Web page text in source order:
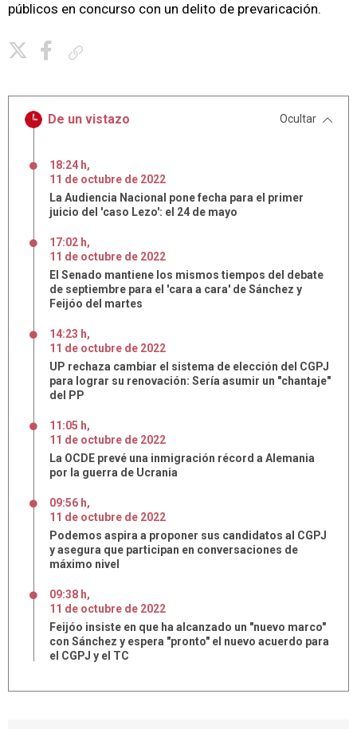
públicos en concurso con un delito de prevaricación.
De un vistazo Ocultar
18:24 h,
11 de octubre de 2022
La Audiencia Nacional pone fecha para el primer
juicio del 'caso Lezo': el 24 de mayo
17:02 h,
11 de octubre de 2022
El Senado mantiene los mismos tiempos del debate
de septiembre para el 'cara a cara' de Sánchez y
Feijóo del martes
14:23 h,
11 de octubre de 2022
UP rechaza cambiar el sistema de elección del CGPJ
para lograr su renovación: Sería asumir un "chantaje"
del PP
11:05 h,
11 de octubre de 2022
La OCDE prevé una inmigración récord a Alemania
por la guerra de Ucrania
09:56 h,
11 de octubre de 2022
Podemos aspira a proponer sus candidatos al CGPJ
y asegura que participan en conversaciones de
máximo nivel
09:38 h,
11 de octubre de 2022
Feijóo insiste en que ha alcanzado un "nuevo marco"
con Sánchez y espera "pronto" el nuevo acuerdo para
el CGPJ y el TC